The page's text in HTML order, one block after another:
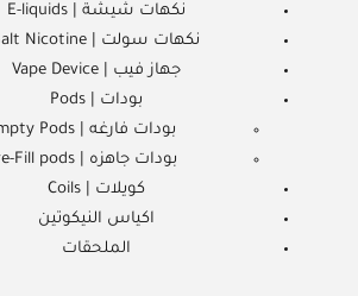
نكهات شيشة | E-liquids
نكهات سولت | Salt Nicotine
جهاز فيب | Vape Device
بودات | Pods
بودات فارغه | Empty Pods
بودات جاهزه | Pre-Fill pods
كويلات | Coils
اكياس النيكوتين
الملحقات